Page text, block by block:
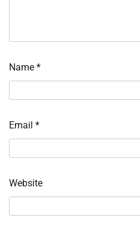
Name *
Email *
Website